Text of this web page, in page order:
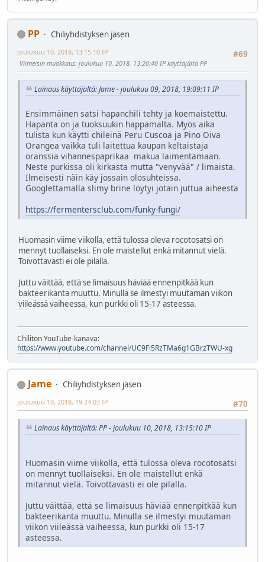
PP
Chiliyhdistyksen jäsen
#69
joulukuu 10, 2018, 13:15:10 IP
Viimeisin muokkaus: joulukuu 10, 2018, 13:20:40 IP käyttäjältä PP
Lainaus käyttäjältä: Jame - joulukuu 09, 2018, 19:09:11 IP
Ensimmäinen satsi hapanchili tehty ja koemaistettu.
Hapanta on ja tuoksuukin happamalta. Myös aika
tulista kun käytti chileinä Peru Cuscoa ja Pino Oiva
Orangea vaikka tuli laitettua kaupan keltaistaja
oranssia vihannespaprikaa makua laimentamaan.
Neste purkissa oli kirkasta mutta "venyvää" / limaista.
Ilmeisesti näin käy jossain olosuhteissa.
Googlettamalla slimy brine löytyi jotain juttua aiheesta
https://fermentersclub.com/funky-fungi/
Huomasin viime viikolla, että tulossa oleva rocotosatsi on
mennyt tuollaiseksi. En ole maistellut enkä mitannut vielä.
Toivottavasti ei ole pilalla.
Juttu väittää, että se limaisuus häviää ennenpitkää kun
bakteerikanta muuttu. Minulla se ilmestyi muutaman viikon
viileässä vaiheessa, kun purkki oli 15-17 asteessa.
Chilitön YouTube-kanava:
https://www.youtube.com/channel/UC9Fi5RzTMa6g1GBrzTWU-xg
Jame
Chiliyhdistyksen jäsen
#70
joulukuu 10, 2018, 19:24:03 IP
Lainaus käyttäjältä: PP - joulukuu 10, 2018, 13:15:10 IP
Huomasin viime viikolla, että tulossa oleva rocotosatsi
on mennyt tuollaiseksi. En ole maistellut enkä
mitannut vielä. Toivottavasti ei ole pilalla.
Juttu väittää, että se limaisuus häviää ennenpitkää kun
bakteerikanta muuttu. Minulla se ilmestyi muutaman
viikon viileässä vaiheessa, kun purkki oli 15-17
asteessa.